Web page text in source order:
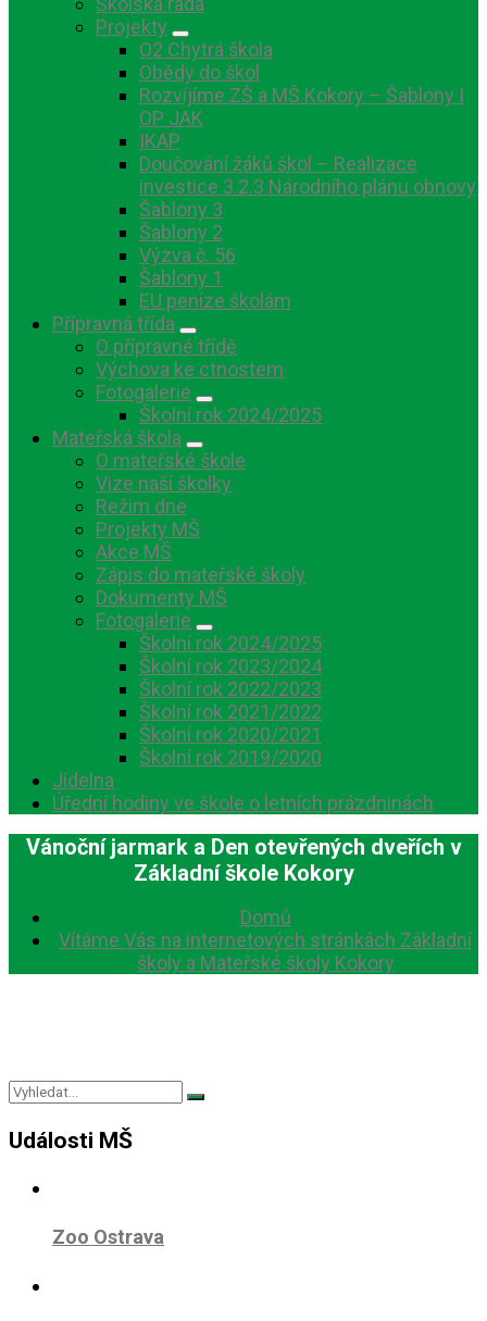
Projekty
O2 Chytrá škola
Obědy do škol
Rozvíjíme ZŠ a MŠ Kokory – Šablony I
OP JAK
IKAP
Doučování žáků škol – Realizace
investice 3.2.3 Národního plánu obnovy
Šablony 3
Šablony 2
Výzva č. 56
Šablony 1
EU peníze školám
Přípravná třída
O přípravné třídě
Výchova ke ctnostem
Fotogalerie
Školní rok 2024/2025
Mateřská škola
O mateřské škole
Vize naší školky
Režim dne
Projekty MŠ
Akce MŠ
Zápis do mateřské školy
Dokumenty MŠ
Fotogalerie
Školní rok 2024/2025
Školní rok 2023/2024
Školní rok 2022/2023
Školní rok 2021/2022
Školní rok 2020/2021
Školní rok 2019/2020
Jídelna
Úřední hodiny ve škole o letních prázdninách
Vánoční jarmark a Den otevřených dveřích v
Základní škole Kokory
Domů
Vítáme Vás na internetových stránkách Základní
školy a Mateřské školy Kokory
Události MŠ
Zoo Ostrava